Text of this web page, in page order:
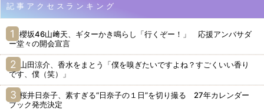
記事アクセスランキング
櫻坂46山﨑天、ギターかき鳴らし「行くぞー！」 応援アンバサダ
ー堂々の開会宣言
山田涼介、香水をまとう「僕を嗅ぎたいですよね？すごくいい香り
です、僕（笑）」
桜井日奈子、素すぎる“日奈子の１日”を切り撮る 27年カレンダー
ブック発売決定